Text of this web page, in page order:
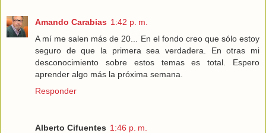
Amando Carabias 1:42 p. m.
A mí me salen más de 20... En el fondo creo que sólo estoy
seguro de que la primera sea verdadera. En otras mi
desconocimiento sobre estos temas es total. Espero
aprender algo más la próxima semana.
Responder
Alberto Cifuentes 1:46 p. m.